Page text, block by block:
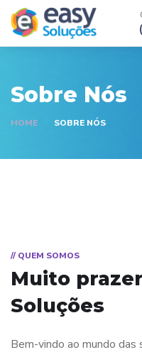
Sobre Nós
HOME SOBRE NÓS
// QUEM SOMOS
Muito
Soluções
Bem-vindo ao mundo das